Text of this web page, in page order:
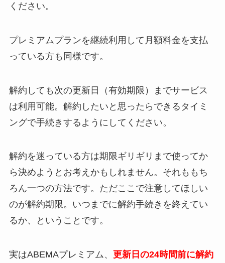
ください。
プレミアムプランを継続利用して月額料金を支払
っている方も同様です。
解約しても次の更新日（有効期限）までサービス
は利用可能。解約したいと思ったらできるタイミ
ングで手続きするようにしてください。
解約を迷っている方は期限ギリギリまで使ってか
ら決めようとお考えかもしれません。それももち
ろん一つの方法です。ただここで注意してほしい
のが解約期限。いつまでに解約手続きを終えてい
るか、ということです。
実はABEMAプレミアム、 更新日の24時間前に解約